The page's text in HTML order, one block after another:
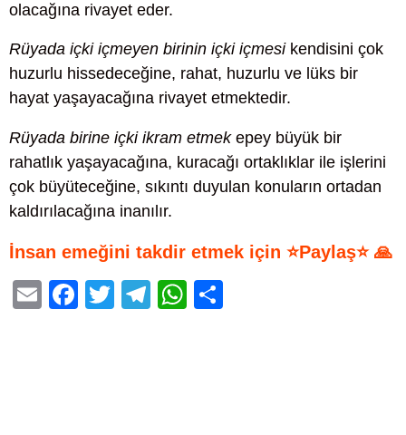
olacağına rivayet eder.
Rüyada içki içmeyen birinin içki içmesikendisini çok
huzurlu hissedeceğine, rahat, huzurlu ve lüks bir
hayat yaşayacağına rivayet etmektedir.
Rüyada birine içki ikram etmekepey büyük bir
rahatlık yaşayacağına, kuracağı ortaklıklar ile işlerini
çok büyüteceğine, sıkıntı duyulan konuların ortadan
kaldırılacağına inanılır.
İnsan emeğini takdir etmek için ⭐Paylaş⭐ 🙏
E
F
T
T
W